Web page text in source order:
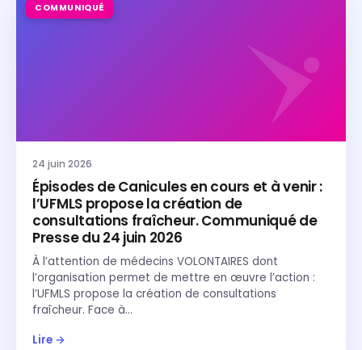
COMMUNIQUÉ
24 juin 2026
Épisodes de Canicules en cours et à venir :
l’UFMLS propose la création de
consultations fraîcheur. Communiqué de
Presse du 24 juin 2026
À l’attention de médecins VOLONTAIRES dont
l’organisation permet de mettre en œuvre l’action :
l’UFMLS propose la création de consultations
fraîcheur. Face à…
Lire →